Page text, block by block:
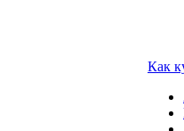
Как